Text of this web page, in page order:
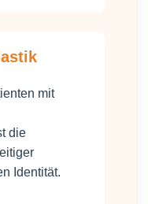
mit
die
Identität.